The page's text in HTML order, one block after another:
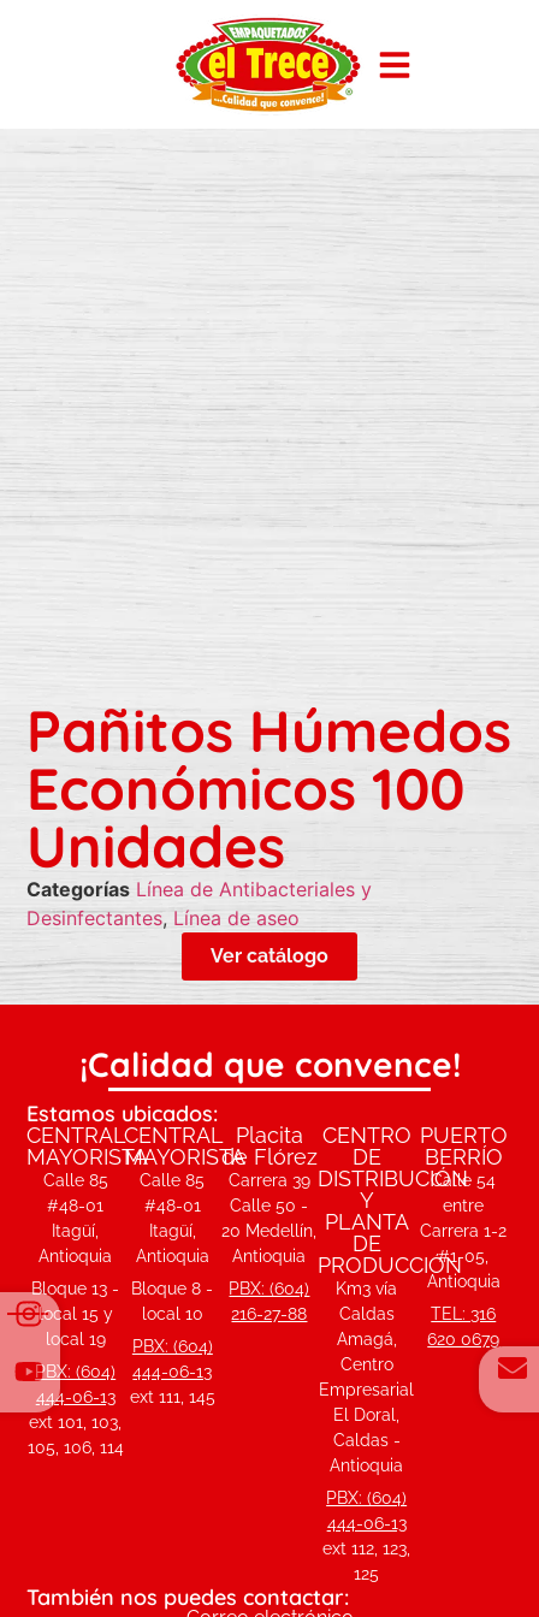
Pañitos Húmedos
Económicos 100
Unidades
Categorías Línea de Antibacteriales y
Desinfectantes, Línea de aseo
Ver catálogo
¡Calidad que convence!
Estamos ubicados:
CENTRAL
MAYORISTA
Calle 85
#48-01
Itagüí,
Antioquia
Bloque 13 -
local 15 y
local 19
PBX: (604)
444-06-13
ext 101, 103,
105, 106, 114
CENTRAL
MAYORISTA
Calle 85
#48-01
Itagüí,
Antioquia
Bloque 8 -
local 10
PBX: (604)
444-06-13
ext 111, 145
Placita
de Flórez
Carrera 39
Calle 50 -
20 Medellín,
Antioquia
PBX: (604)
216-27-88
CENTRO
DE
DISTRIBUCIÓN
Y
PLANTA
DE
PRODUCCIÓN
Km3 vía
Caldas
Amagá,
Centro
Empresarial
El Doral,
Caldas -
Antioquia
PBX: (604)
444-06-13
ext 112, 123,
125
PUERTO
BERRÍO
Calle 54
entre
Carrera 1-2
#1-05,
Antioquia
TEL: 316
620 0679
También nos puedes contactar: